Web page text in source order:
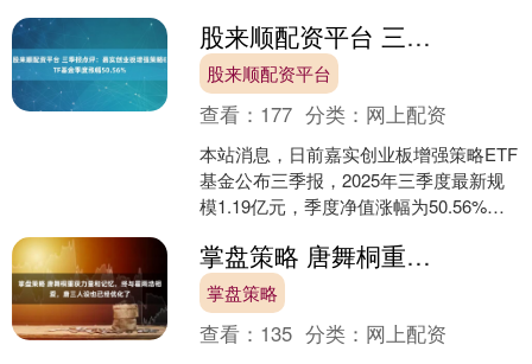
指电力公....
股来顺配资平台 三季报点评：嘉实创业板增强策略ETF基金季度涨幅50.56%
股来顺配资平台
查看： 177 分类： 网上配资
本站消息，日前嘉实创业板增强策略ETF
基金公布三季报，2025年三季度最新规
模1.19亿元，季度净值涨幅为50.56%。
ET....
掌盘策略 唐舞桐重获力量和记忆，终与霍雨浩相爱，唐三人设也已经优化了
掌盘策略
查看： 135 分类： 网上配资